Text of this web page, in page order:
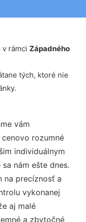
rámci Západného
tých, ktoré nie
vám
rozumné
individuálnym
nám ešte dnes.
na precíznosť a
vykonanej
aj malé
a zbytočné